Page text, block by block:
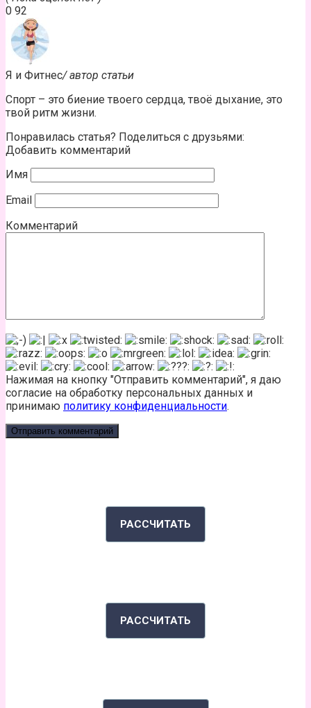
0 92
Я и Фитнес/ автор статьи
Спорт – это биение твоего сердца, твоё дыхание, это
твой ритм жизни.
Понравилась статья? Поделиться с друзьями:
Добавить комментарий
Имя
Email
Комментарий
Нажимая на кнопку "Отправить комментарий", я даю
согласие на обработку персональных данных и
принимаю политику конфиденциальности.
РАССЧИТАТЬ
РАССЧИТАТЬ